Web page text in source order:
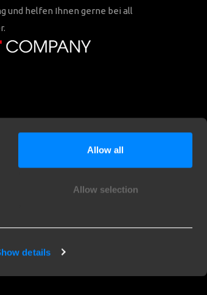
details
Allow all
Allow selection
und helfen Ihnen gerne bei all